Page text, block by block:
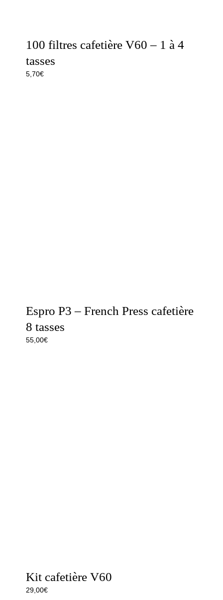
100 filtres cafetière V60 – 1 à 4
tasses
5,70€
Espro P3 – French Press cafetière
8 tasses
55,00€
Kit cafetière V60
29,00€